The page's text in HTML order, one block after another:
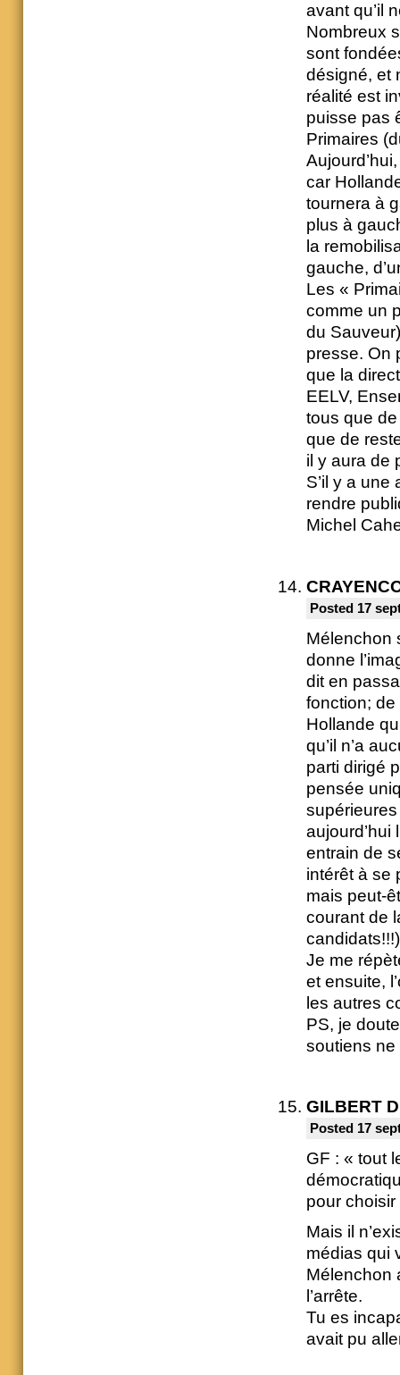
avant qu’il
Nombreux
sont
désigné, et
réalité est
puisse pas
Primaires
car
tournera à
plus à
la
gauche,
Les «
comme un
du
presse. On
que la
EELV,
tous que
que de
il y aura de
S’il y a une
rendre
Michel
Posted 17
Mélenchon
donne
dit en
fonction;
Hollande
qu’il n’a
parti dirigé
pensée
aujourd’hui
entrain de
intérêt à se
mais peut-
courant de
Je me
et ensuite,
les autres
PS, je
soutiens ne
GILBERT
Posted 17
GF : « tout
pour
Mais il
médias qui
Mélenchon
l’arrête.
Tu es
avait pu